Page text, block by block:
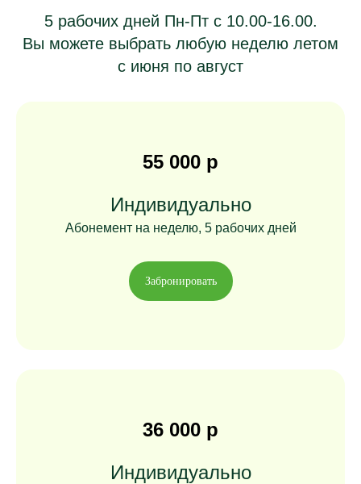
5 рабочих дней Пн-Пт с 10.00-16.00.
Вы можете выбрать любую неделю летом
с июня по август
55 000 р
Индивидуально
Абонемент на неделю, 5 рабочих дней
Забронировать
36 000 р
Индивидуально